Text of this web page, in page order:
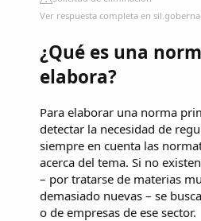
Ver respuesta completa en
¿Qué es una
elabora?
Para elaborar una norma
detectar la necesidad de
siempre en cuenta las
acerca del tema. Si no
– por tratarse de materias
demasiado nuevas – se
o de empresas de ese sector.